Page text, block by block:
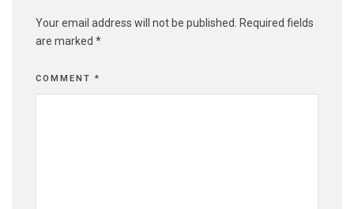
Your email address will not be published.
Required fields
are marked *
COMMENT *